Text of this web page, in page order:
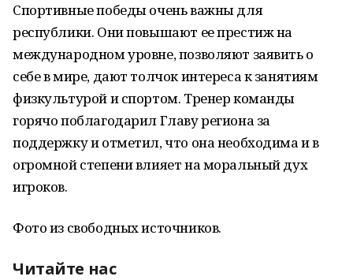
Спортивные победы очень важны для
республики. Они повышают ее престиж на
международном уровне, позволяют заявить о
себе в мире, дают толчок интереса к занятиям
физкультурой и спортом. Тренер команды
горячо поблагодарил Главу региона за
поддержку и отметил, что она необходима и в
огромной степени влияет на моральный дух
игроков.
Фото из свободных источников.
Читайте нас